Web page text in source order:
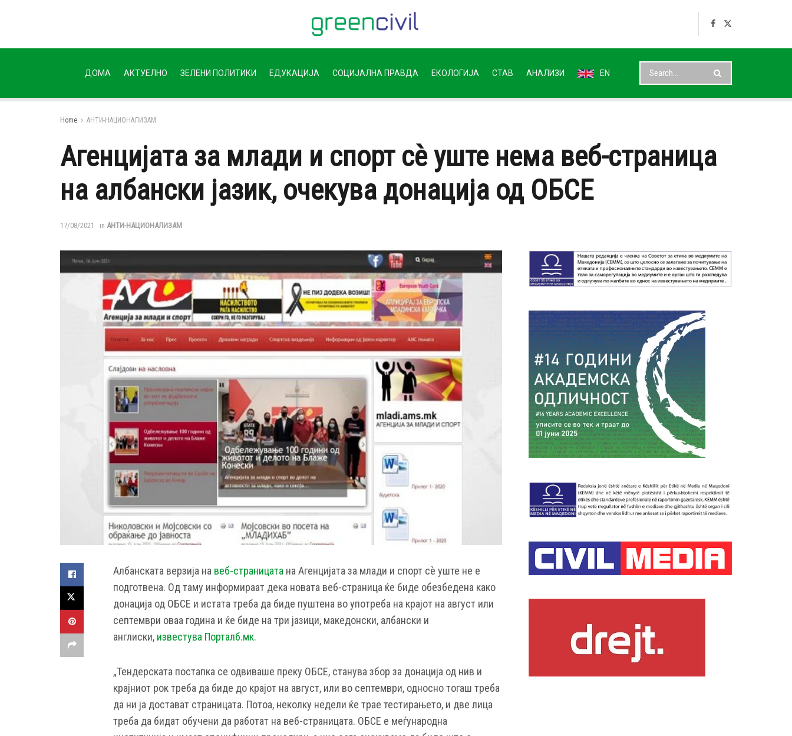
ДОМА АКТУЕЛНО ЗЕЛЕНИ ПОЛИТИКИ ЕДУКАЦИЈА СОЦИЈАЛНА ПРАВДА ЕКОЛОГИЈА СТАВ АНАЛИЗИ EN
Home АНТИ-НАЦИОНАЛИЗАМ
Агенцијата за млади и спорт сè уште нема веб-страница
на албански јазик, очекува донација од ОБСЕ
17/08/2021 in АНТИ-НАЦИОНАЛИЗАМ
Албанската верзија на веб-страницата на Агенцијата за млади и спорт сè уште не е
подготвена. Од таму информираат дека новата веб-страница ќе биде обезбедена како
донација од ОБСЕ и истата треба да биде пуштена во употреба на крајот на август или
септември оваа година и ќе биде на три јазици, македонски, албански и
англиски, известува Порталб.мк.
„Тендерската постапка се одвиваше преку ОБСЕ, станува збор за донација од нив и
крајниот рок треба да биде до крајот на август, или во септември, односно тогаш треба
да ни ја достават страницата. Потоа, неколку недели ќе трае тестирањето, и две лица
треба да бидат обучени да работат на веб-страницата. ОБСЕ е меѓународна